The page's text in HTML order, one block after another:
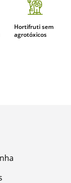
Hortifruti sem
agrotóxicos